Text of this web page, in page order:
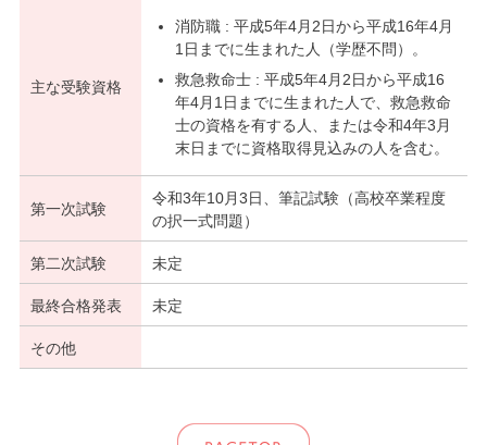
主な受験資格
消防職 : 平成5年4月2日から平成16年4月
1日までに生まれた人（学歴不問）。
救急救命士 : 平成5年4月2日から平成16
年4月1日までに生まれた人で、救急救命
士の資格を有する人、または令和4年3月
末日までに資格取得見込みの人を含む。
第一次試験
令和3年10月3日、筆記試験（高校卒業程度
の択一式問題）
第二次試験 未定
最終合格発表 未定
その他